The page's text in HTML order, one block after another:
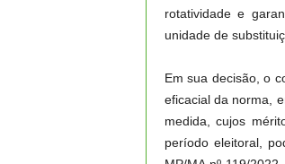
rotatividade e
unidade de
Em sua decisão, o
eficacial da norma,
medida, cujos
período eleitoral,